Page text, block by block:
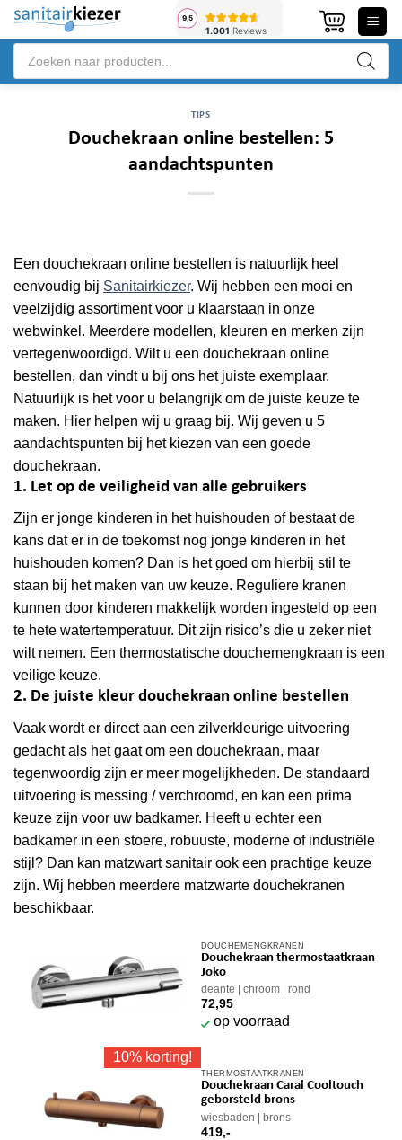
Ga
inhoud
Producten
zoeken
TIPS
Douchekraan online bestellen: 5
aandachtspunten
Een douchekraan online bestellen is natuurlijk heel
eenvoudig bij Sanitairkiezer. Wij hebben een mooi en
veelzijdig assortiment voor u klaarstaan in onze
webwinkel. Meerdere modellen, kleuren en merken zijn
vertegenwoordigd. Wilt u een douchekraan online
bestellen, dan vindt u bij ons het juiste exemplaar.
Natuurlijk is het voor u belangrijk om de juiste keuze te
maken. Hier helpen wij u graag bij. Wij geven u 5
aandachtspunten bij het kiezen van een goede
douchekraan.
1. Let op de veiligheid van alle gebruikers
Zijn er jonge kinderen in het huishouden of bestaat de
kans dat er in de toekomst nog jonge kinderen in het
huishouden komen? Dan is het goed om hierbij stil te
staan bij het maken van uw keuze. Reguliere kranen
kunnen door kinderen makkelijk worden ingesteld op een
te hete watertemperatuur. Dit zijn risico’s die u zeker niet
wilt nemen. Een thermostatische douchemengkraan is een
veilige keuze.
2. De juiste kleur douchekraan online bestellen
Vaak wordt er direct aan een zilverkleurige uitvoering
gedacht als het gaat om een douchekraan, maar
tegenwoordig zijn er meer mogelijkheden. De standaard
uitvoering is messing / verchroomd, en kan een prima
keuze zijn voor uw badkamer. Heeft u echter een
badkamer in een stoere, robuuste, moderne of industriële
stijl? Dan kan matzwart sanitair ook een prachtige keuze
zijn. Wij hebben meerdere matzwarte douchekranen
beschikbaar.
DOUCHEMENGKRANEN
Douchekraan thermostaatkraan
Joko
deante chroom rond
72,95
op voorraad
10% korting!
THERMOSTAATKRANEN
Douchekraan Caral Cooltouch
geborsteld brons
wiesbaden brons
419,-